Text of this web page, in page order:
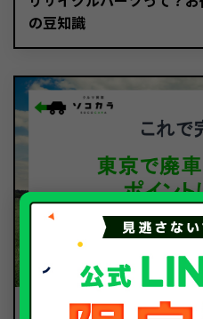
の豆知識
廃車のお役立ちコラム